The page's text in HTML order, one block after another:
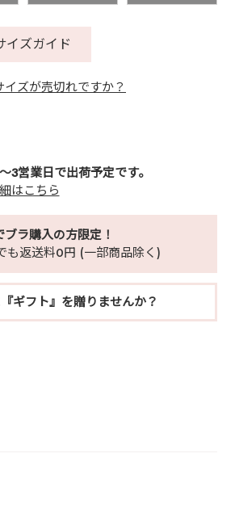
イズガイド
ズが売切れですか？
3営業日で出荷予定です。
はこちら
ラ購入の方限定！
も返送料0円 (一部商品除く)
ギフト』を贈りませんか？